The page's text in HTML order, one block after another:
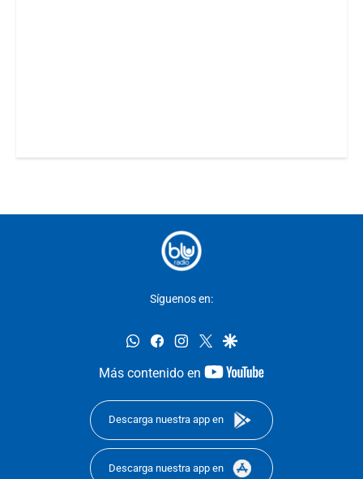
Síguenos en:
whatsappfacebookinstagram
twittergoogle
Más contenido en
youtube-
Descarga nuestra app en
Descarga nuestra app en